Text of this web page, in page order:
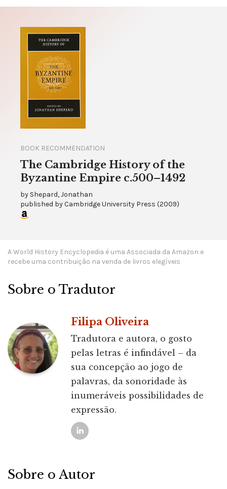
BOOK RECOMMENDATION
The Cambridge History of the
Byzantine Empire c.500–1492
by Shepard, Jonathan
published byCambridge University Press (2009)
A World History Encyclopedia é uma Associada da Amazon e
recebe uma contribuição na venda de livros elegíveis
Sobre o Tradutor
Filipa Oliveira
Tradutora e autora, o gosto
pelas letras é infindável – da
sua concepção ao jogo de
palavras, da sonoridade às
inumeráveis possibilidades de
expressão.
Sobre o Autor